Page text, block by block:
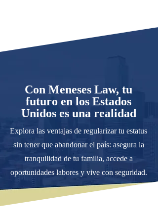
Con Meneses Law, tu
futuro en los Estados
Unidos es una realidad
Explora las ventajas de regularizar tu estatus
sin tener que abandonar el país: asegura la
tranquilidad de tu familia, accede a
oportunidades labores y vive con seguridad.